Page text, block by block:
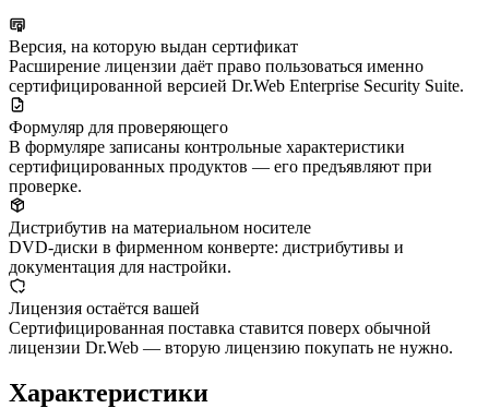
Версия, на которую выдан сертификат
Расширение лицензии даёт право пользоваться именно
сертифицированной версией Dr.Web Enterprise Security Suite.
Формуляр для проверяющего
В формуляре записаны контрольные характеристики
сертифицированных продуктов — его предъявляют при
проверке.
Дистрибутив на материальном носителе
DVD-диски в фирменном конверте: дистрибутивы и
документация для настройки.
Лицензия остаётся вашей
Сертифицированная поставка ставится поверх обычной
лицензии Dr.Web — вторую лицензию покупать не нужно.
Характеристики